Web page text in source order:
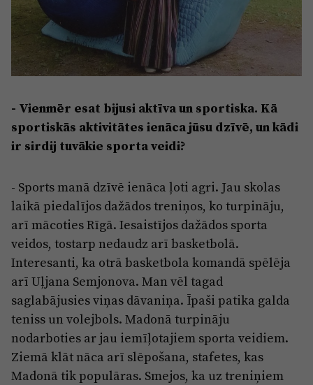
- Vienmēr esat bijusi aktīva un sportiska. Kā
sportiskās aktivitātes ienāca jūsu dzīvē, un kādi
ir sirdij tuvākie sporta veidi?
- Sports manā dzīvē ienāca ļoti agri. Jau skolas
laikā piedalījos dažādos treniņos, ko turpināju,
arī mācoties Rīgā. Iesaistījos dažādos sporta
veidos, tostarp nedaudz arī basketbolā.
Interesanti, ka otrā basketbola komandā spēlēja
arī Uļjana Semjonova. Man vēl tagad
saglabājusies viņas dāvaniņa. Īpaši patika galda
teniss un volejbols. Madonā turpināju
nodarboties ar jau iemīļotajiem sporta veidiem.
Ziemā klāt nāca arī slēpošana, stafetes, kas
Madonā tik populāras. Smejos, ka uz treniņiem